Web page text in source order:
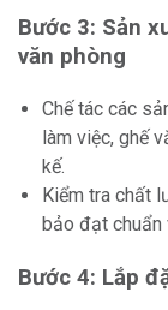
Bước 3: Sản
văn phòng
Chế tác các
làm việc, ghế
kế.
Kiểm tra chất
bảo đạt chuẩn
Bước 4: Lắp